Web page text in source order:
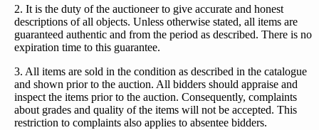
2. It is the duty of the auctioneer to give accurate and honest
descriptions of all objects. Unless otherwise stated, all items are
guaranteed authentic and from the period as described. There is no
expiration time to this guarantee.
3. All items are sold in the condition as described in the catalogue
and shown prior to the auction. All bidders should appraise and
inspect the items prior to the auction. Consequently, complaints
about grades and quality of the items will not be accepted. This
restriction to complaints also applies to absentee bidders.